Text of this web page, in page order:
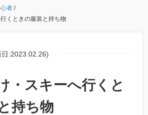
者 /
くときの服装と持ち物
:2023.02.26)
・スキーへ行くと
持ち物